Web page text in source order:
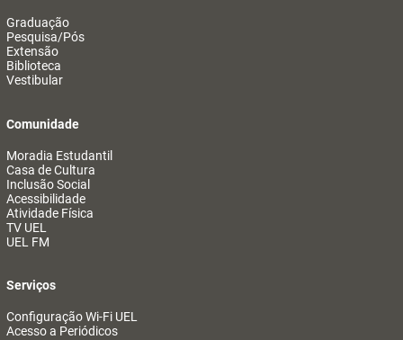
Graduação
Pesquisa/Pós
Extensão
Biblioteca
Vestibular
Comunidade
Moradia Estudantil
Casa de Cultura
Inclusão Social
Acessibilidade
Atividade Física
TV UEL
UEL FM
Serviços
Configuração Wi-Fi UEL
Acesso a Periódicos